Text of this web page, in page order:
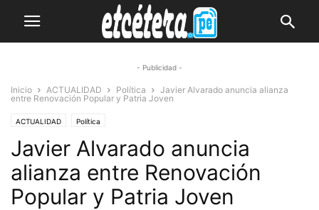
- Publicidad -
Inicio ACTUALIDAD Política
Javier Alvarado anuncia alianza
entre Renovación Popular y Patria Joven
ACTUALIDAD Política
Javier Alvarado anuncia
alianza entre Renovación
Popular y Patria Joven